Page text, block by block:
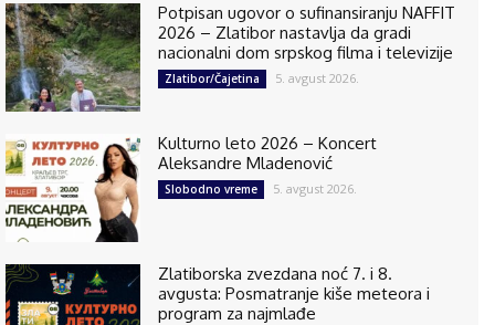
Potpisan ugovor o sufinansiranju NAFFIT
2026 – Zlatibor nastavlja da gradi
nacionalni dom srpskog filma i televizije
Zlatibor/Čajetina 5. avgust 2026.
Kulturno leto 2026 – Koncert
Aleksandre Mladenović
Slobodno vreme 5. avgust 2026.
Zlatiborska zvezdana noć 7. i 8.
avgusta: Posmatranje kiše meteora i
program za najmlađe